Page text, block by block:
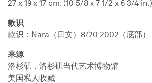
27 x 19 x 17 cm. (10 5/8 x 7 1/2 x 6 3/4 in.)
款识
款识：Nara（日文）8/20 2002（底部）
来源
洛杉矶，洛杉矶当代艺术博物馆
美国私人收藏